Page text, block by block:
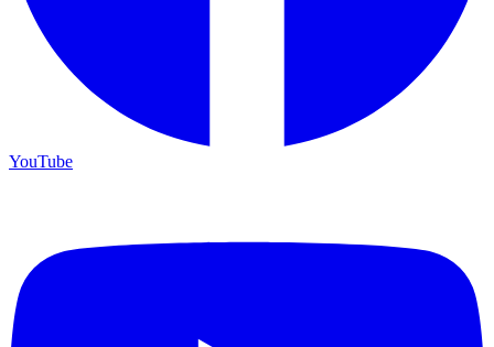
YouTube